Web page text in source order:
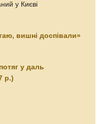
у Києві
вишні доспівали»
у даль
р.)